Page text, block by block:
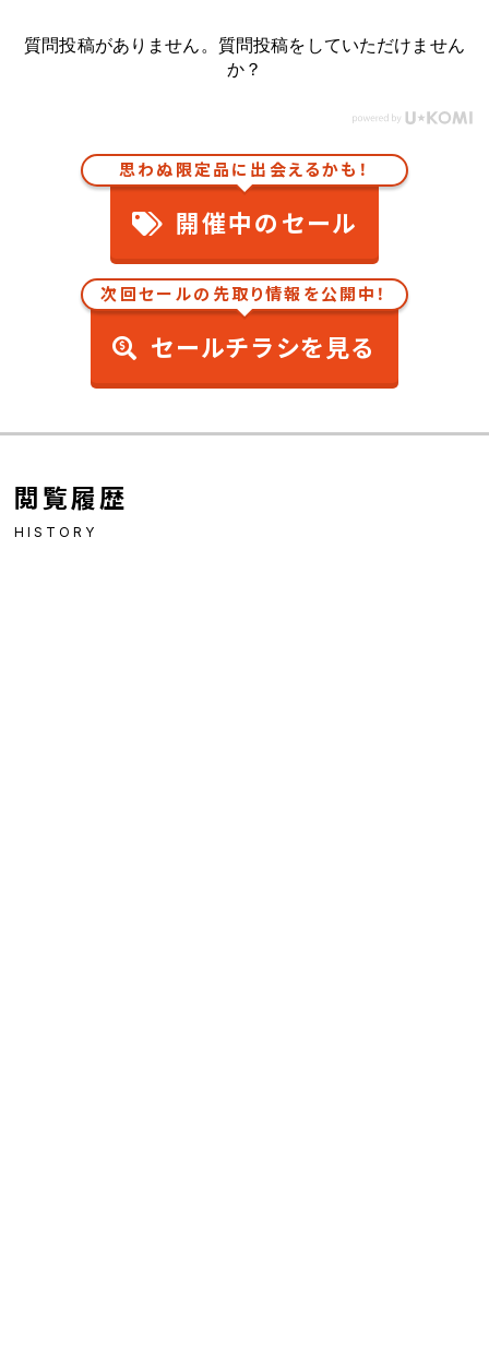
質問投稿がありません。質問投稿をしていただけません
か？
思わぬ限定品に出会えるかも！
開催中のセール
次回セールの先取り情報を公開中！
セールチラシを見る
閲覧履歴
HISTORY